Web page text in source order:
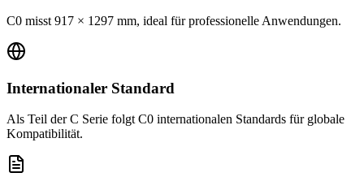
C0 misst 917 × 1297 mm, ideal für professionelle Anwendungen.
Internationaler Standard
Als Teil der C Serie folgt C0 internationalen Standards für globale
Kompatibilität.